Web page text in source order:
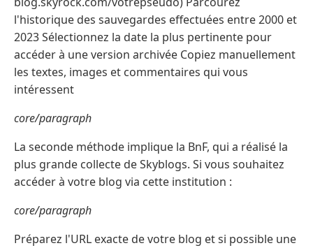
l'historique des sauvegardes effectuées entre 2000 et
2023 Sélectionnez la date la plus pertinente pour
accéder à une version archivée Copiez manuellement
les textes, images et commentaires qui vous
intéressent
core/paragraph
La seconde méthode implique la BnF, qui a réalisé la
plus grande collecte de Skyblogs. Si vous souhaitez
accéder à votre blog via cette institution :
core/paragraph
Préparez l'URL exacte de votre blog et si possible une